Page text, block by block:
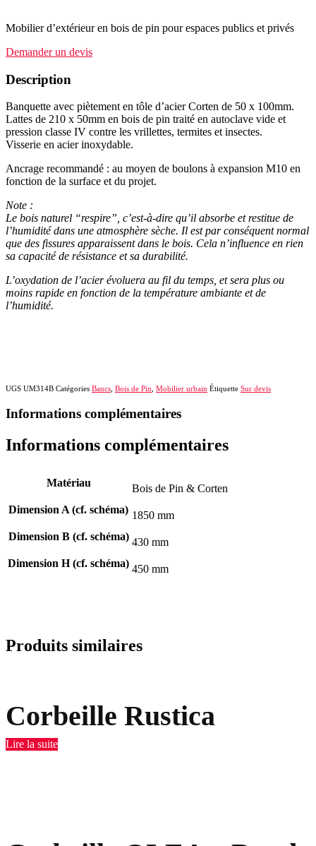
Mobilier d’extérieur en bois de pin pour espaces publics et privés
Demander un devis
Description
Banquette avec piètement en tôle d’acier Corten de 50 x 100mm.
Lattes de 210 x 50mm en bois de pin traité en autoclave vide et
pression classe IV contre les vrillettes, termites et insectes.
Visserie en acier inoxydable.
Ancrage recommandé : au moyen de boulons à expansion M10 en
fonction de la surface et du projet.
Note :
Le bois naturel “respire”, c’est-à-dire qu’il absorbe et restitue de
l’humidité dans une atmosphère sèche. Il est par conséquent normal
que des fissures apparaissent dans le bois. Cela n’influence en rien
sa capacité de résistance et sa durabilité.
L’oxydation de l’acier évoluera au fil du temps, et sera plus ou
moins rapide en fonction de la température ambiante et de
l’humidité.
UGS UM314B Catégories Bancs Bois de Pin Mobilier urbain Étiquette Sur devis
Informations complémentaires
Informations complémentaires
Matériau
Bois de Pin & Corten
Dimension A (cf. schéma) 1850 mm
Dimension B (cf. schéma) 430 mm
Dimension H (cf. schéma) 450 mm
Produits similaires
Corbeille Rustica
Lire la suite